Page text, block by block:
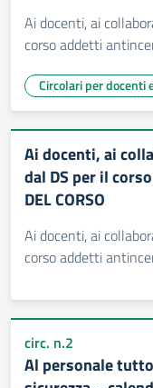
Ai docenti, ai
corso addetti
Circolari per docenti
Ai docenti, ai
dal DS per il
DEL CORSO
Ai docenti, ai
corso addetti
circ. n.2
Al personale